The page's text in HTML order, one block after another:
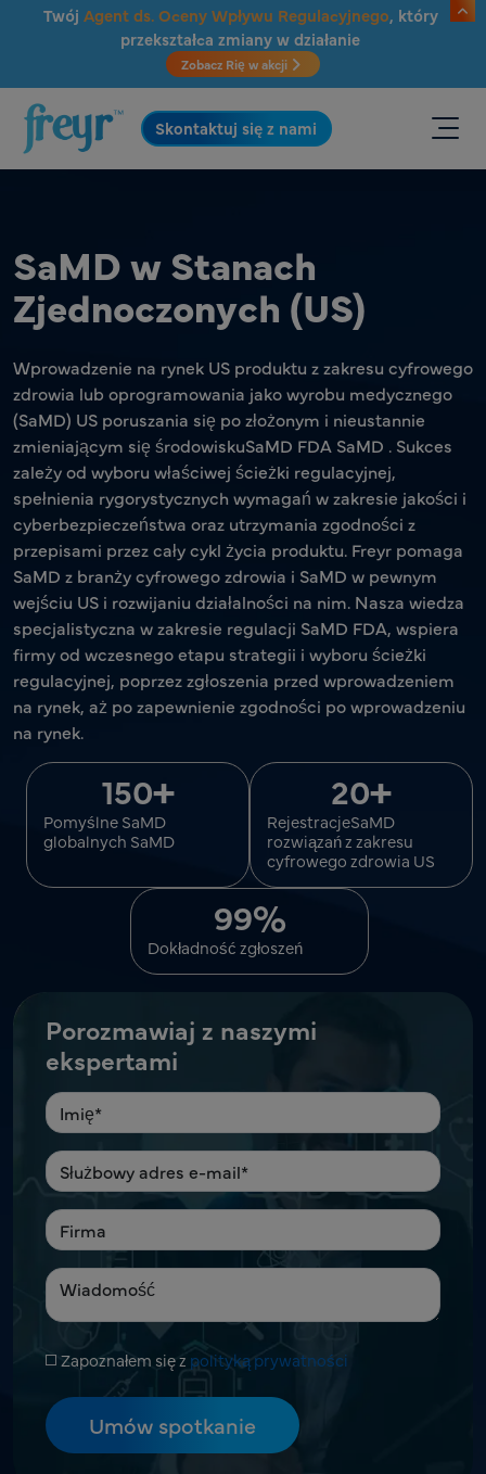
Przejdź do głównej treści
Twój Agent ds. Oceny Wpływu Regulacyjnego, który
przekształca zmiany w działanie
Zobacz Rię w akcji
.
Skontaktuj się z nami
SaMD w Stanach
Zjednoczonych (US)
Wprowadzenie na rynek US produktu z zakresu cyfrowego
zdrowia lub oprogramowania jako wyrobu medycznego
(SaMD) US poruszania się po złożonym i nieustannie
zmieniającym się środowiskuSaMD FDA SaMD . Sukces
zależy od wyboru właściwej ścieżki regulacyjnej,
spełnienia rygorystycznych wymagań w zakresie jakości i
cyberbezpieczeństwa oraz utrzymania zgodności z
przepisami przez cały cykl życia produktu. Freyr pomaga
SaMD z branży cyfrowego zdrowia i SaMD w pewnym
wejściu US i rozwijaniu działalności na nim. Nasza wiedza
specjalistyczna w zakresie regulacji SaMD FDA, wspiera
firmy od wczesnego etapu strategii i wyboru ścieżki
regulacyjnej, poprzez zgłoszenia przed wprowadzeniem
na rynek, aż po zapewnienie zgodności po wprowadzeniu
na rynek.
150+
Pomyślne SaMD
globalnych SaMD
20+
RejestracjeSaMD
rozwiązań z zakresu
cyfrowego zdrowia US
99%
Dokładność zgłoszeń
Porozmawiaj z naszymi
ekspertami
Zapoznałem się z polityką prywatności